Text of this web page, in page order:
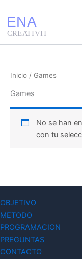
contenido
Inicio / Games
Games
No se han
con tu
OBJETIVO
METODO
PROGRAMACION
PREGUNTAS
CONTACTO